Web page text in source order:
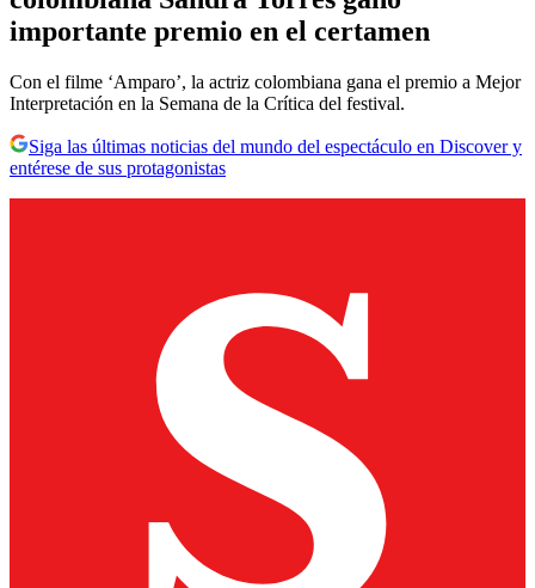
importante premio en el certamen
Con el filme ‘Amparo’, la actriz colombiana gana el premio a Mejor
Interpretación en la Semana de la Crítica del festival.
Siga las últimas noticias del mundo del espectáculo en Discover y
entérese de sus protagonistas